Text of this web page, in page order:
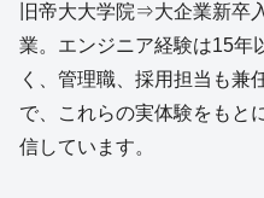
旧帝大大学院⇒大企業新卒
業。エンジニア経験は15年
く、管理職、採用担当も兼
で、これらの実体験をもと
信しています。